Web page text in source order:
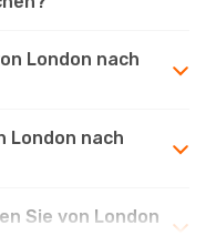
London nach
London nach
Sie von London